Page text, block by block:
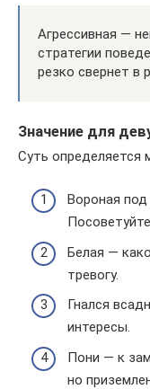
Агрессивная —
стратегии
резко свернет в
Значение для
Суть определяется
Вороная
Белая —
тревогу.
Гнался
интересы.
Пони — к
но